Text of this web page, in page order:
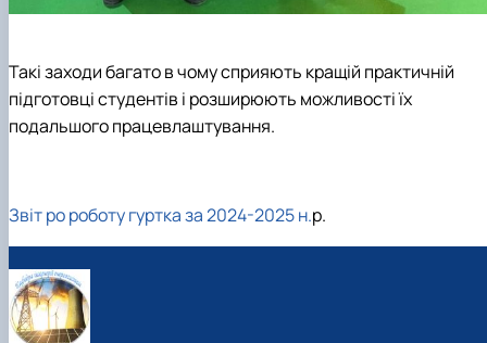
Такі заходи багато в чому сприяють кращій практичній
підготовці студентів і розширюють можливості їх
подальшого працевлаштування.
Звіт ро роботу гуртка за 2024-2025 н.р.